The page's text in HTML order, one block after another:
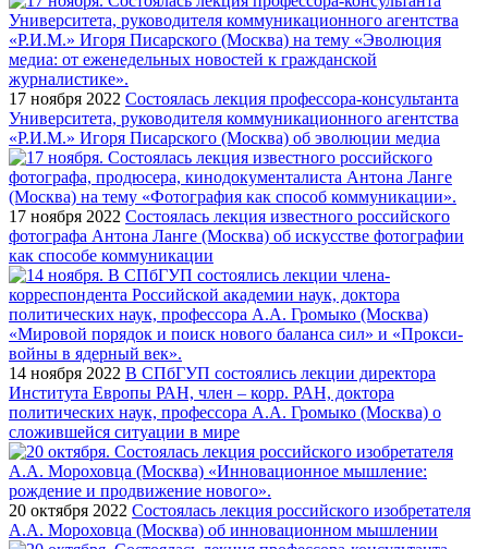
17 ноября 2022 Состоялась лекция профессора-консультанта
Университета, руководителя коммуникационного агентства
«Р.И.М.» Игоря Писарского (Москва) об эволюции медиа
17 ноября 2022 Состоялась лекция известного российского
фотографа Антона Ланге (Москва) об искусстве фотографии
как способе коммуникации
14 ноября 2022 В СПбГУП состоялись лекции директора
Института Европы РАН, член – корр. РАН, доктора
политических наук, профессора А.А. Громыко (Москва) о
сложившейся ситуации в мире
20 октября 2022 Состоялась лекция российского изобретателя
А.А. Мороховца (Москва) об инновационном мышлении